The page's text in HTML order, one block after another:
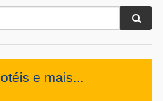
e mais...